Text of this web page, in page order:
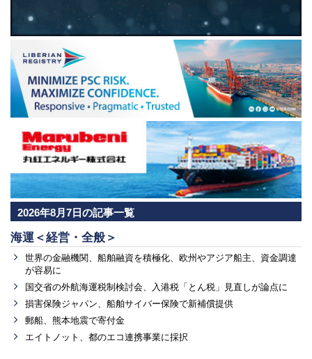
2026年8月7日の記事一覧
海運＜経営・全般＞
世界の金融機関、船舶融資を積極化、欧州やアジア船主、資金調達
が容易に
国交省の外航海運税制検討会、入港税「とん税」見直しが論点に
損害保険ジャパン、船舶サイバー保険で新補償提供
郵船、熊本地震で寄付金
エイトノット、都のエコ連携事業に採択